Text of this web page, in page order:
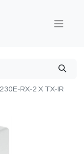
RX-2 X TX-IR